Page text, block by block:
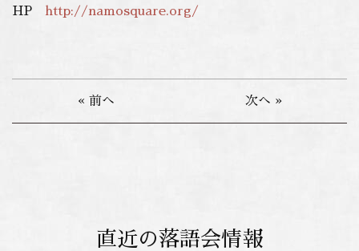
HP
http://namosquare.org/
« 前へ 次へ »
直近の落語会情報